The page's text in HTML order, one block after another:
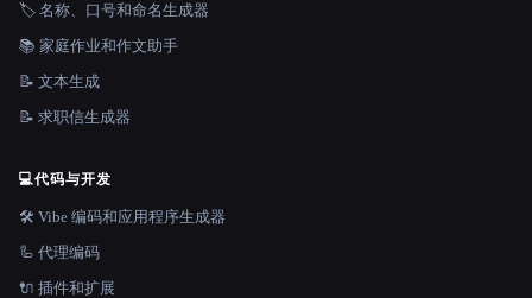
🏷️ 名称、口号和命名生成器
📚 家庭作业和作文助手
📝 文本生成
📝 求职信生成器
💻代码与开发
🛠️ Vibe 编码和应用程序生成器
🦾 代理编码
🔌 插件和扩展